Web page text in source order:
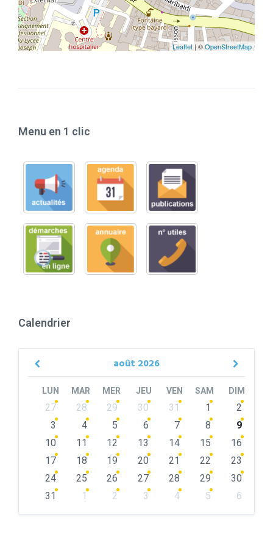
Leaflet| ©OpenStreetMap
Menu en 1 clic
Calendrier
août 2026
Previous
LUN MAR MER JEU VEN SAM DIM
Skip
calendar
27 28 29 30 31 1
2
3
4 5 6 7 8
9
10
11 12 13 14 15
16
17
18 19 20 21 22
23
24
25 26 27 28 29
30
31
1 2 3 4 5
6